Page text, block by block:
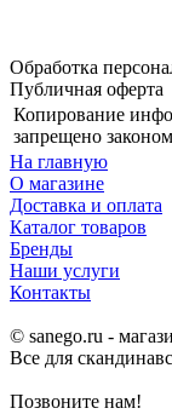
Обработка
Публичная оферта
Копирование
запрещено
На главную
О магазине
Доставка и оплата
Каталог товаров
Бренды
Наши услуги
Контакты
© sanego.ru -
Все для
Позвоните нам!